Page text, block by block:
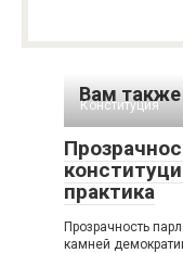
Вам
Конституция
практика
Прозрачность
камней